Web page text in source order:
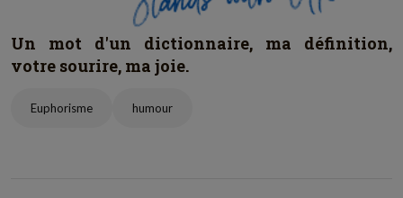
Un mot d'un dictionnaire, ma définition,
votre sourire, ma joie.
Euphorisme humour